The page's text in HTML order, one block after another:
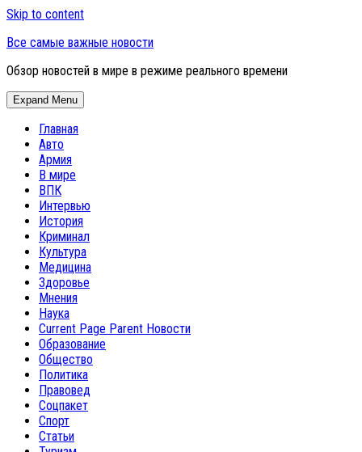
Skip to content
Все самые важные новости
Обзор новостей в мире в режиме реального времени
Expand Menu
Главная
Авто
Армия
В мире
ВПК
Интервью
История
Криминал
Культура
Медицина
Здоровье
Мнения
Наука
Current Page Parent Новости
Образование
Общество
Политика
Правовед
Соцпакет
Спорт
Статьи